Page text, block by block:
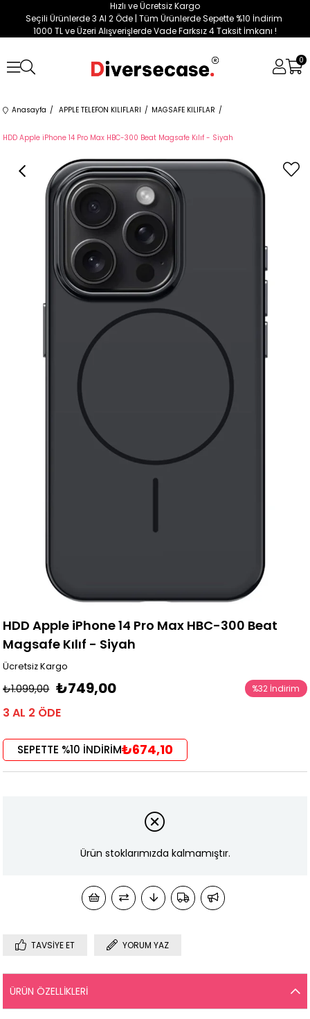
Hızlı ve Ücretsiz Kargo
Seçili Ürünlerde 3 Al 2 Öde | Tüm Ürünlerde Sepette %10 İndirim
1000 TL ve Üzeri Alışverişlerde Vade Farksız 4 Taksit İmkanı !
0
Anasayfa APPLE TELEFON KILIFLARI MAGSAFE KILIFLAR
HDD Apple iPhone 14 Pro Max HBC-300 Beat Magsafe Kılıf - Siyah
HDD Apple iPhone 14 Pro Max HBC-300 Beat
Magsafe Kılıf - Siyah
Ücretsiz Kargo
₺1.099,00 ₺749,00 %32 İndirim
3 AL 2 ÖDE
SEPETTE %10 İNDİRİM₺674,10
Ürün stoklarımızda kalmamıştır.
TAVSIYE ET YORUM YAZ
ÜRÜN ÖZELLIKLERI